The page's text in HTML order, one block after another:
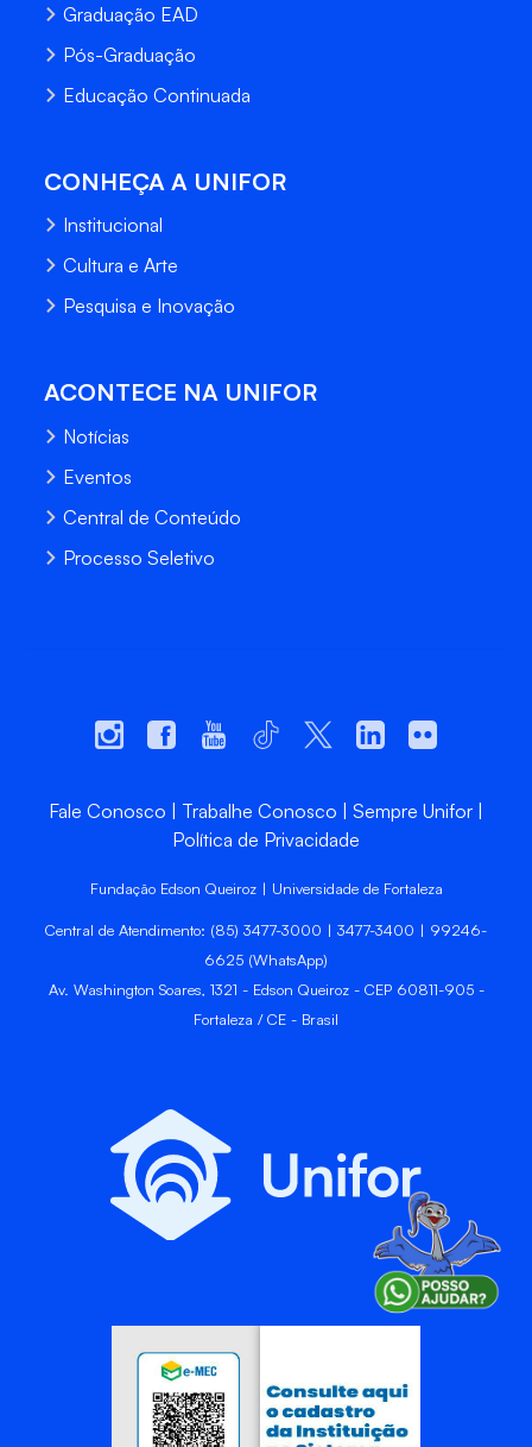
Graduação EAD
Pós-Graduação
Educação Continuada
CONHEÇA A UNIFOR
Institucional
Cultura e Arte
Pesquisa e Inovação
ACONTECE NA UNIFOR
Notícias
Eventos
Central de Conteúdo
Processo Seletivo
Fale Conosco Trabalhe Conosco
Sempre Unifor
Política de Privacidade
Fundação Edson Queiroz | Universidade de Fortaleza
Central de Atendimento: (85) 3477-3000 | 3477-3400 | 99246-
6625 (WhatsApp)
Av. Washington Soares, 1321 - Edson Queiroz - CEP 60811-905 -
Fortaleza / CE - Brasil